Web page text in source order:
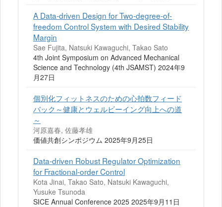
A Data-driven Design for Two-degree-of-
freedom Control System with Desired Stability
Margin
Sae Fujita, Natsuki Kawaguchi, Takao Sato
4th Joint Symposium on Advanced Mechanical
Science and Technology (4th JSAMST) 2024年9
月27日
個別化フィットネスのための心拍数フィード
バック～健康とウェルビーイング向上への道
～
河原嘉春, 佐藤孝雄
価値共創シンポジウム 2025年9月25日
Data-driven Robust Regulator Optimization
for Fractional-order Control
Kota Jinai, Takao Sato, Natsuki Kawaguchi,
Yusuke Tsunoda
SICE Annual Conference 2025 2025年9月11日